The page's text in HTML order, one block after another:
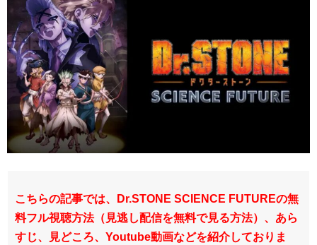
こちらの記事では、Dr.STONE SCIENCE FUTUREの無
料フル視聴方法（見逃し配信を無料で見る方法）、あら
すじ、見どころ、Youtube動画などを紹介しておりま